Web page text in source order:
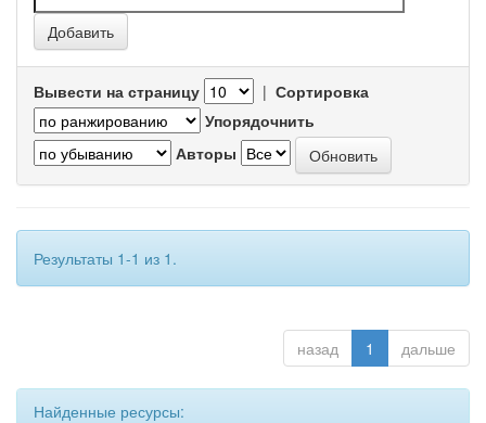
Вывести на страницу | Сортировка
Упорядочнить
Авторы
Результаты 1-1 из 1.
назад 1 дальше
Найденные ресурсы: